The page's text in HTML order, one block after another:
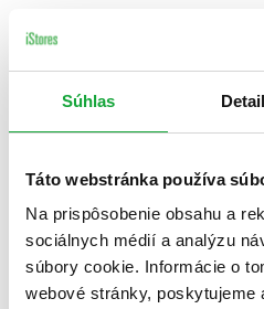
Súhlas
Táto webstránka používa
Na prispôsobenie obsahu a
sociálnych médií a analýzu
súbory cookie. Informácie o
webové stránky, poskytujeme